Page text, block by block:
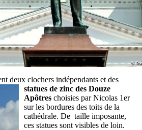
deux clochers indépendants et des
statues de zinc des Douze
Apôtres choisies par Nicolas 1er
sur les bordures des toits de la
cathédrale. De taille imposante,
ces statues sont visibles de loin.